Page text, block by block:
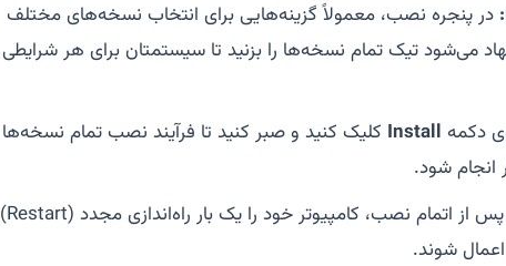
در پنجره نصب، معمولاً گزینه‌هایی برای انتخاب نسخه‌های مختلف
می‌شود تیک تمام نسخه‌ها را بزنید تا سیستمتان برای هر شرایطی
دکمه Install کلیک کنید و صبر کنید تا فرآیند نصب تمام نسخه‌ها
انجام شود.
پس از اتمام نصب، کامپیوتر خود را یک بار راه‌اندازی مجدد (Restart)
شوند.